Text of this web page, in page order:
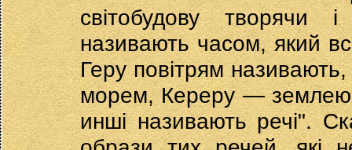
світобудову творячи
називають часом, який
Геру повітрям
морем, Кереру —
инші називають речі".